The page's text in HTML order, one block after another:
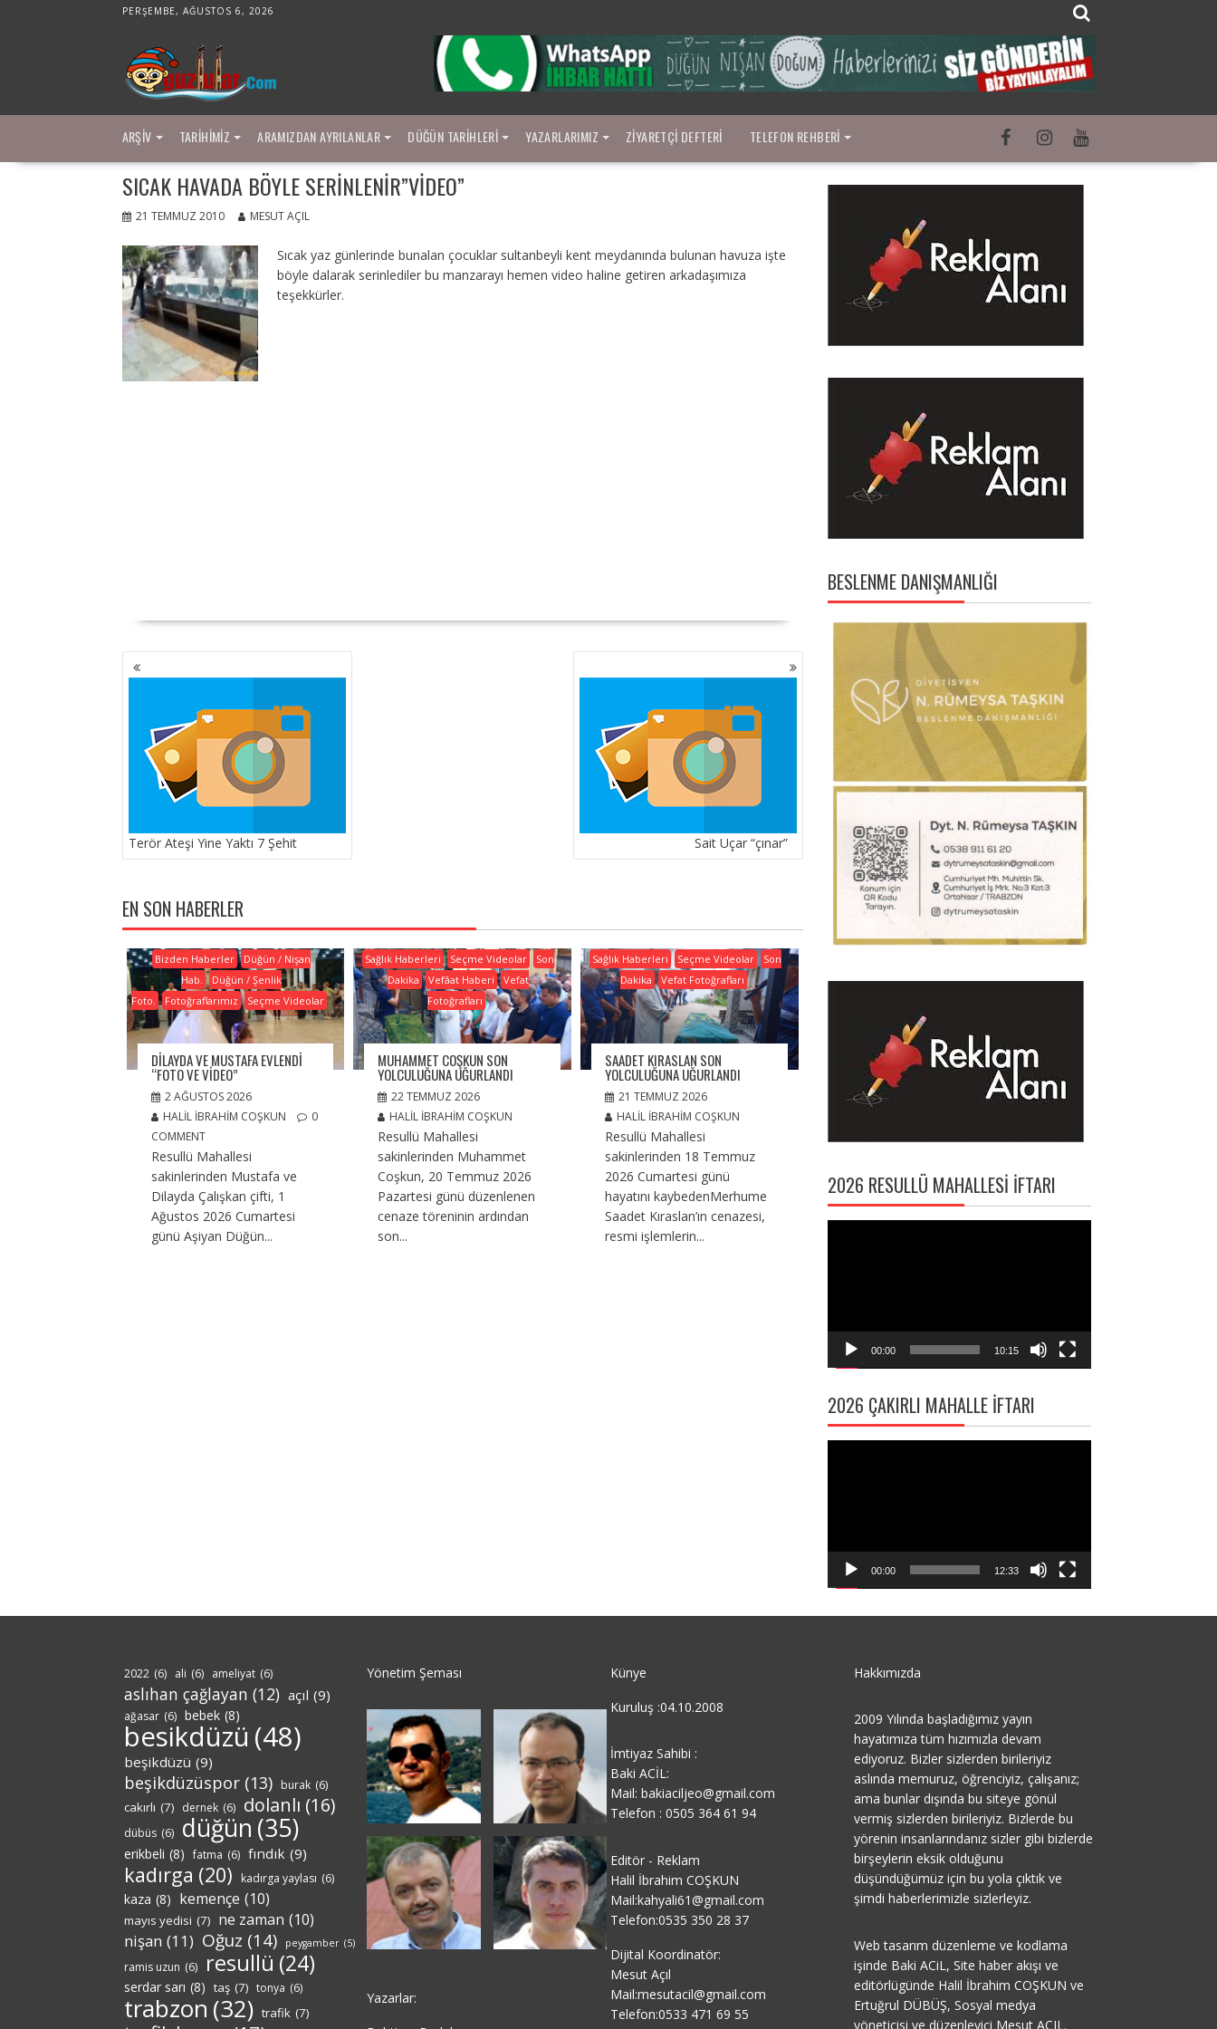
PERŞEMBE, AĞUSTOS 6, 2026
ARŞIV TARIHIMIZ ARAMIZDAN AYRILANLAR DÜĞÜN TARIHLERI YAZARLARIMIZ ZIYARETÇI DEFTERI TELEFON REHBERI
SICAK HAVADA BÖYLE SERINLENIR”VIDEO”
21 TEMMUZ 2010 MESUT AÇIL
Sıcak yaz günlerinde bunalan çocuklar sultanbeyli kent meydanında bulunan havuza işte
böyle dalarak serinlediler bu manzarayı hemen video haline getiren arkadaşımıza
teşekkürler.
YAZI
GEZINMESI
Terör Ateşi Yine Yaktı 7 Şehit Sait Uçar “çınar”
EN SON HABERLER
Bizden Haberler
Düğün / Nişan
Hab.
Düğün / Şenlik
Foto.
Fotoğraflarımız Seçme Videolar
DILAYDA VE MUSTAFA EVLENDI
“FOTO VE VIDEO”
2 AĞUSTOS 2026
HALIL İBRAHIM COŞKUN
0
COMMENT
Resullü Mahallesi
sakinlerinden Mustafa ve
Dilayda Çalışkan çifti, 1
Ağustos 2026 Cumartesi
günü Aşiyan Düğün...
Sağlık Haberleri Seçme Videolar
Son
Dakika
Vefâat Haberi
Vefat
Fotoğrafları
MUHAMMET COŞKUN SON
YOLCULUĞUNA UĞURLANDI
22 TEMMUZ 2026
HALIL İBRAHIM COŞKUN
Resullü Mahallesi
sakinlerinden Muhammet
Coşkun, 20 Temmuz 2026
Pazartesi günü düzenlenen
cenaze töreninin ardından
son...
Sağlık Haberleri Seçme Videolar
Son
Dakika
Vefat Fotoğrafları
SAADET KIRASLAN SON
YOLCULUĞUNA UĞURLANDI
21 TEMMUZ 2026
HALIL İBRAHIM COŞKUN
Resullü Mahallesi
sakinlerinden 18 Temmuz
2026 Cumartesi günü
hayatını kaybedenMerhume
Saadet Kıraslan’ın cenazesi,
resmi işlemlerin...
BESLENME DANIŞMANLIĞI
2026 RESULLÜ MAHALLESI İFTARI
00:00 10:15
2026 ÇAKIRLI MAHALLE İFTARI
00:00 12:33
2022 (6) ali (6) ameliyat (6)
aslıhan çağlayan (12) açıl (9)
ağasar (6) bebek (8)
besikdüzü (48)
beşikdüzü (9)
beşikdüzüspor (13) burak (6)
cakırlı (7) dernek (6) dolanlı (16)
dübüs (6) düğün (35)
erikbeli (8) fatma (6) fındık (9)
kadırga (20) kadırga yaylası (6)
kaza (8) kemençe (10)
mayıs yedisi (7) ne zaman (10)
nişan (11) Oğuz (14) peygamber (5)
ramis uzun (6) resullü (24)
serdar sarı (8) taş (7) tonya (6)
trabzon (32) trafik (7)
Yönetim Şeması
Yazarlar:
Künye
Kuruluş :04.10.2008
İmtiyaz Sahibi :
Baki ACİL:
Mail: bakiaciljeo@gmail.com
Telefon : 0505 364 61 94
Editör - Reklam
Halil İbrahim COŞKUN
Mail:kahyali61@gmail.com
Telefon:0535 350 28 37
Dijital Koordinatör:
Mesut Açıl
Mail:mesutacil@gmail.com
Telefon:0533 471 69 55
Hakkımızda
2009 Yılında başladığımız yayın
hayatımıza tüm hızımızla devam
ediyoruz. Bizler sizlerden birileriyiz
aslında memuruz, öğrenciyiz, çalışanız;
ama bunlar dışında bu siteye gönül
vermiş sizlerden birileriyiz. Bizlerde bu
yörenin insanlarındanız sizler gibi bizlerde
birşeylerin eksik olduğunu
düşündüğümüz için bu yola çıktık ve
şimdi haberlerimizle sizlerleyiz.
Web tasarım düzenleme ve kodlama
işinde Baki ACiL, Site haber akışı ve
editörlügünde Halil İbrahim COŞKUN ve
Ertuğrul DÜBÜŞ, Sosyal medya
yöneticisi ve düzenleyici Mesut AÇIL.